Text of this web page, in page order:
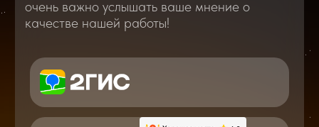
Консультация с мастером
по ремонту в онлайн в чате
В нашем блоге статей мы расскажем
Вам о самом важном, полезном и новом